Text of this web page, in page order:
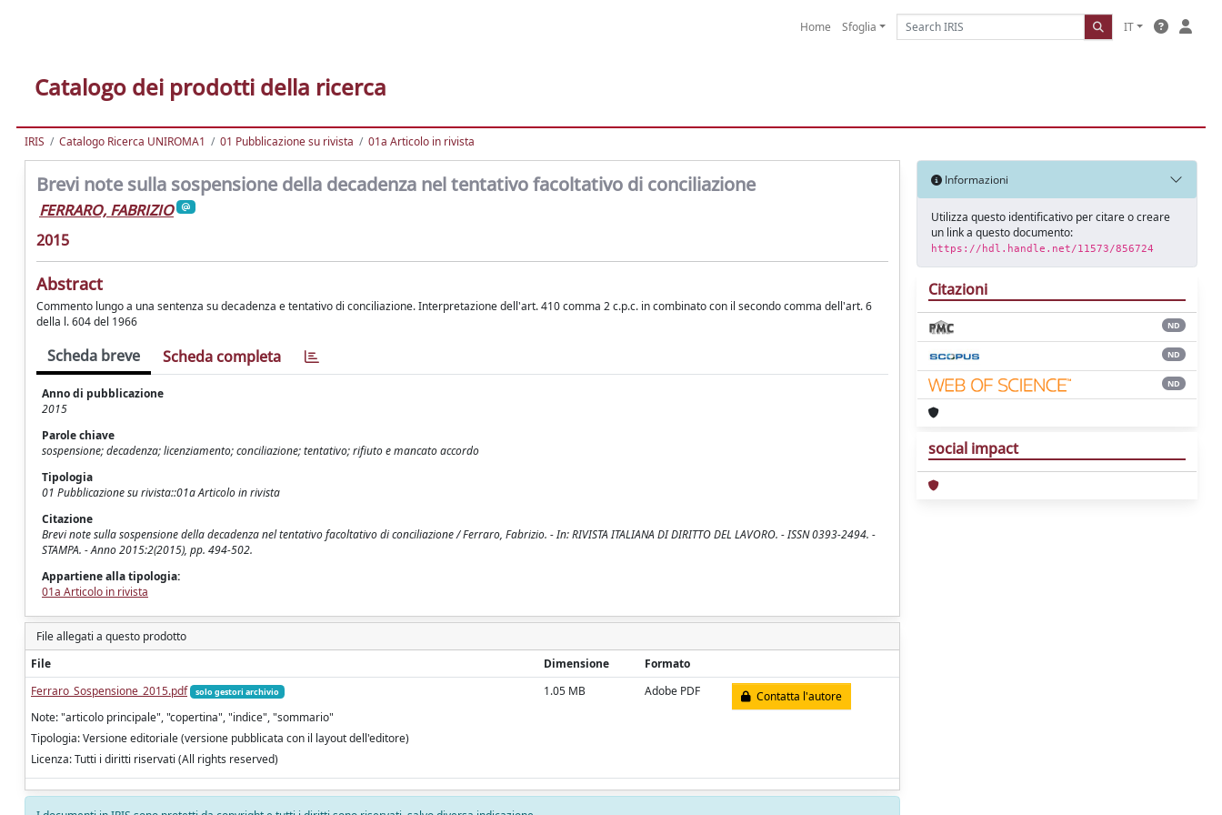
Home Sfoglia IT
Catalogo dei prodotti della ricerca
IRIS Catalogo Ricerca UNIROMA1 01 Pubblicazione su rivista 01a Articolo in rivista
Brevi note sulla sospensione della decadenza nel tentativo facoltativo di conciliazione
FERRARO, FABRIZIO
2015
Abstract
Commento lungo a una sentenza su decadenza e tentativo di conciliazione. Interpretazione dell'art. 410 comma 2 c.p.c. in combinato con il secondo comma dell'art. 6
della l. 604 del 1966
Scheda breve Scheda completa
Anno di pubblicazione
2015
Parole chiave
sospensione; decadenza; licenziamento; conciliazione; tentativo; rifiuto e mancato accordo
Tipologia
01 Pubblicazione su rivista::01a Articolo in rivista
Citazione
Brevi note sulla sospensione della decadenza nel tentativo facoltativo di conciliazione / Ferraro, Fabrizio. - In: RIVISTA ITALIANA DI DIRITTO DEL LAVORO. - ISSN 0393-2494. -
STAMPA. - Anno 2015:2(2015), pp. 494-502.
Appartiene alla tipologia:
01a Articolo in rivista
File allegati a questo prodotto
File
Dimensione
Formato
Ferraro_Sospensione_2015.pdf
solo gestori archivio
Note: "articolo principale", "copertina", "indice", "sommario"
Tipologia: Versione editoriale (versione pubblicata con il layout dell'editore)
Licenza: Tutti i diritti riservati (All rights reserved)
1.05 MB Adobe PDF Contatta l'autore
Informazioni
Utilizza questo identificativo per citare o creare
un link a questo documento:
https://hdl.handle.net/11573/856724
Citazioni
ND
ND
ND
social impact